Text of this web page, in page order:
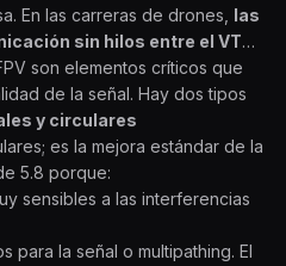
En las carreras de drones, las
sin hilos entre el VTX
son elementos críticos que
de la señal. Hay dos tipos
y circulares
es la mejora estándar de la
5.8 porque:
sensibles a las interferencias
para la señal o multipathing. El